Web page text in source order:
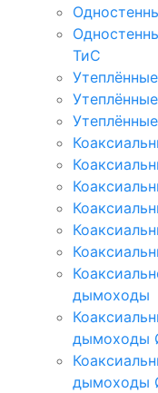
ТиС
дымоходы
дымоходы
дымоходы